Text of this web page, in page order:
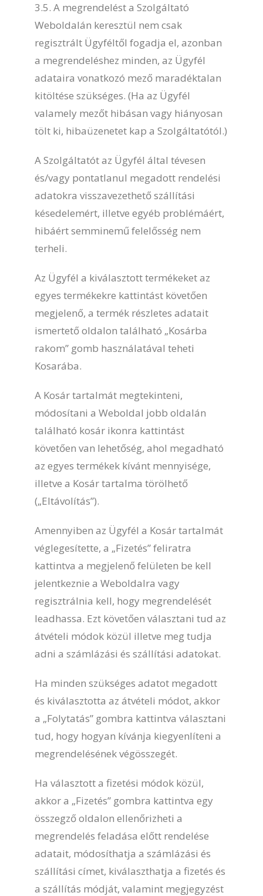
3.5. A megrendelést a Szolgáltató
Weboldalán keresztül nem csak
regisztrált Ügyféltől fogadja el, azonban
a megrendeléshez minden, az Ügyfél
adataira vonatkozó mező maradéktalan
kitöltése szükséges. (Ha az Ügyfél
valamely mezőt hibásan vagy hiányosan
tölt ki, hibaüzenetet kap a Szolgáltatótól.)
A Szolgáltatót az Ügyfél által tévesen
és/vagy pontatlanul megadott rendelési
adatokra visszavezethető szállítási
késedelemért, illetve egyéb problémáért,
hibáért semminemű felelősség nem
terheli.
Az Ügyfél a kiválasztott termékeket az
egyes termékekre kattintást követően
megjelenő, a termék részletes adatait
ismertető oldalon található „Kosárba
rakom” gomb használatával teheti
Kosarába.
A Kosár tartalmát megtekinteni,
módosítani a Weboldal jobb oldalán
található kosár ikonra kattintást
követően van lehetőség, ahol megadható
az egyes termékek kívánt mennyisége,
illetve a Kosár tartalma törölhető
(„Eltávolítás”).
Amennyiben az Ügyfél a Kosár tartalmát
véglegesítette, a „Fizetés” feliratra
kattintva a megjelenő felületen be kell
jelentkeznie a Weboldalra vagy
regisztrálnia kell, hogy megrendelését
leadhassa. Ezt követően választani tud az
átvételi módok közül illetve meg tudja
adni a számlázási és szállítási adatokat.
Ha minden szükséges adatot megadott
és kiválasztotta az átvételi módot, akkor
a „Folytatás” gombra kattintva választani
tud, hogy hogyan kívánja kiegyenlíteni a
megrendelésének végösszegét.
Ha választott a fizetési módok közül,
akkor a „Fizetés” gombra kattintva egy
összegző oldalon ellenőrizheti a
megrendelés feladása előtt rendelése
adatait, módosíthatja a számlázási és
szállítási címet, kiválaszthatja a fizetés és
a szállítás módját, valamint megjegyzést